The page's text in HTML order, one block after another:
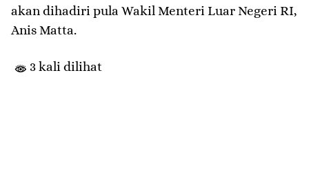
akan dihadiri pula Wakil Menteri Luar Negeri RI,
Anis Matta.
3 kali dilihat